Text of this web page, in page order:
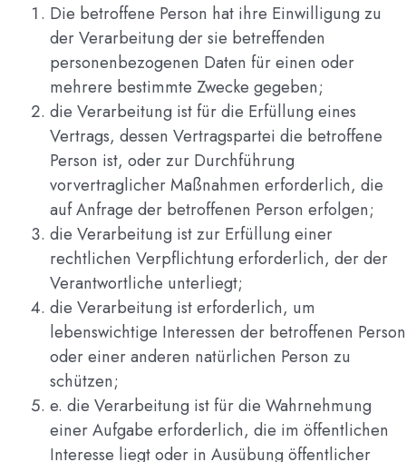
Die betroffene Person hat ihre Einwilligung zu
der Verarbeitung der sie betreffenden
personenbezogenen Daten für einen oder
mehrere bestimmte Zwecke gegeben;
die Verarbeitung ist für die Erfüllung eines
Vertrags, dessen Vertragspartei die betroffene
Person ist, oder zur Durchführung
vorvertraglicher Maßnahmen erforderlich, die
auf Anfrage der betroffenen Person erfolgen;
die Verarbeitung ist zur Erfüllung einer
rechtlichen Verpflichtung erforderlich, der der
Verantwortliche unterliegt;
die Verarbeitung ist erforderlich, um
lebenswichtige Interessen der betroffenen Person
oder einer anderen natürlichen Person zu
schützen;
e. die Verarbeitung ist für die Wahrnehmung
einer Aufgabe erforderlich, die im öffentlichen
Interesse liegt oder in Ausübung öffentlicher